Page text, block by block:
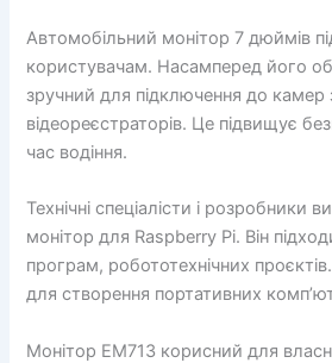
Автомобільний монітор 7 дюймів
користувачам. Насамперед його
зручний для підключення до камер
відеореєстраторів. Це підвищує
час водіння.
Технічні спеціалісти і розробники
монітор для Raspberry Pi. Він
програм, робототехнічних
для створення портативних
Монітор EM713 корисний для